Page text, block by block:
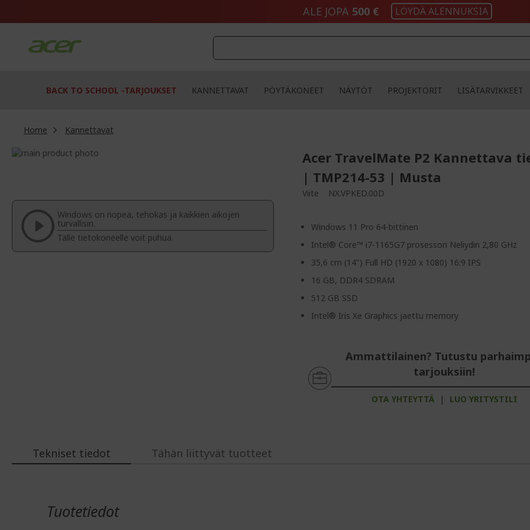
ALE JOPA 500 € LÖYDÄ ALENNUKSIA
BACK TO SCHOOL -TARJOUKSET KANNETTAVAT PÖYTÄKONEET NÄYTÖT PROJEKTORIT LISÄTARVIKKEET
Home
Kannettavat
Skip
of
images
gallery
beginning
the
images
gallery
Windows on nopea, tehokas ja kaikkien aikojen
turvallisin.
Tälle tietokoneelle voit puhua.
Acer TravelMate P2 Kannettava
| TMP214-53 | Musta
Viite NX.VPKED.00D
Windows 11 Pro 64-bittinen
Intel® Core™ i7-1165G7 prosessori Neliydin 2,80 GHz
35,6 cm (14") Full HD (1920 x 1080) 16:9 IPS
16 GB, DDR4 SDRAM
512 GB SSD
Intel® Iris Xe Graphics jaettu memory
Ammattilainen? Tutustu
tarjouksiin!
OTA YHTEYTTÄ | LUO YRITYSTILI
Tekniset tiedot
Tuotetiedot
Tähän liittyvät tuotteet